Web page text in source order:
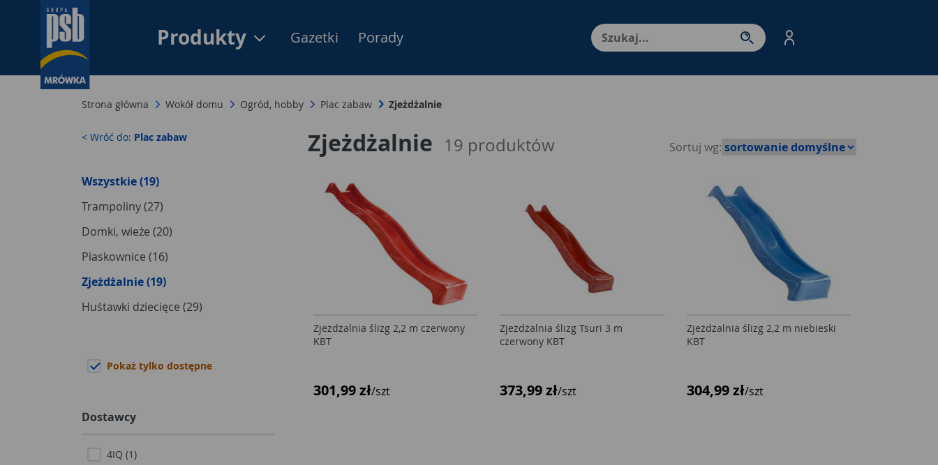
Produkty Menu Produktów, nawigacja: Enter - przejdź do strony produktów. Spacja – otwórz/
Gazetki Porady
Strona główna Wokół domu Ogród, hobby Plac zabaw Zjeżdżalnie
< Wróć do: Plac zabaw
Wszystkie (19)
Trampoliny (27)
Domki, wieże (20)
Piaskownice (16)
Zjeżdżalnie (19)
Huśtawki dziecięce (29)
Pokaż tylko dostępne
Dostawcy
4IQ (1)
Zjeżdżalnie 19 produktów Sortuj wg:
Zjeżdżalnia ślizg 2,2 m czerwony
KBT
301,99 zł/szt
Zjeżdżalnia ślizg Tsuri 3 m
czerwony KBT
373,99 zł/szt
Zjeżdżalnia ślizg 2,2 m niebieski
KBT
304,99 zł/szt